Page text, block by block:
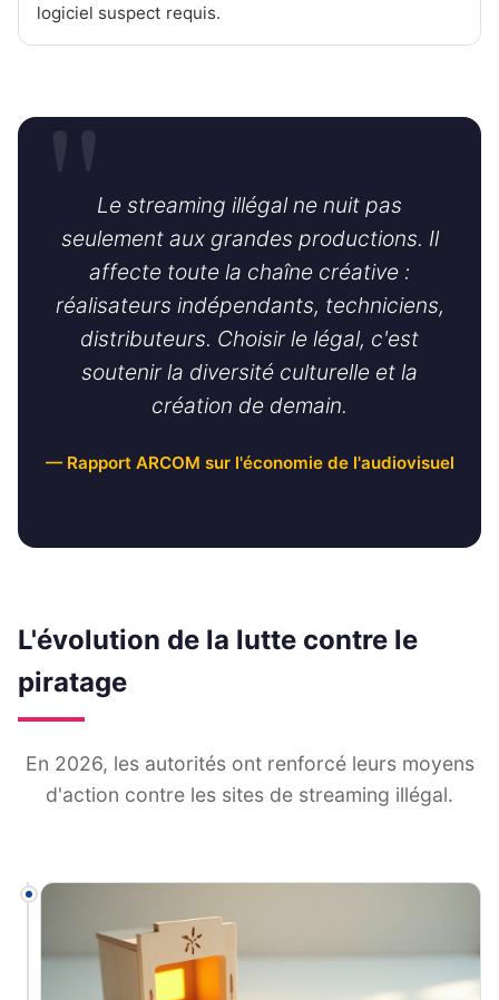
logiciel suspect requis.
Le streaming illégal ne nuit pas
seulement aux grandes productions. Il
affecte toute la chaîne créative :
réalisateurs indépendants, techniciens,
distributeurs. Choisir le légal, c'est
soutenir la diversité culturelle et la
création de demain.
— Rapport ARCOM sur l'économie de l'audiovisuel
L'évolution de la lutte contre le
piratage
En 2026, les autorités ont renforcé leurs moyens
d'action contre les sites de streaming illégal.